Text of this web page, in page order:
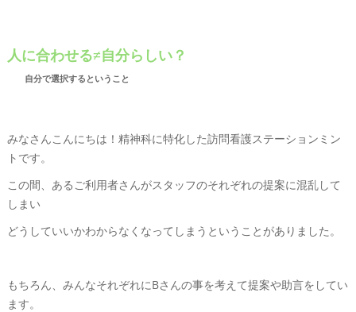
人に合わせる≠自分らしい？
自分で選択するということ
みなさんこんにちは！精神科に特化した訪問看護ステーションミン
トです。
この間、あるご利用者さんがスタッフのそれぞれの提案に混乱して
しまい
どうしていいかわからなくなってしまうということがありました。
もちろん、みんなそれぞれにBさんの事を考えて提案や助言をしてい
ます。